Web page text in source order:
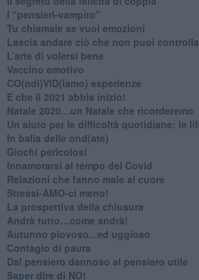
​I “pensieri-vampiro”
​Tu chiamale se vuoi emozioni
​Lascia andare ciò che non puoi
L’arte di volersi bene
​Vaccino emotivo
CO(ndi)VID(iamo) esperienze
​E che il 2021 abbia inizio!
​Natale 2020…un Natale che ricorderemo
Un aiuto per le difficoltà quotidiane: le
​In balia delle ond(ate)
Giochi pericolosi
Innamorarsi al tempo del Covid
​Relazioni che fanno male al cuore
​Stressi-AMO-ci meno!
​La prospettiva della chiusura
​Andrà tutto…come andrà!
Autunno piovoso...ed uggioso
​Contagio di paura
​Dal pensiero dannoso al pensiero utile
​Saper dire di NO!